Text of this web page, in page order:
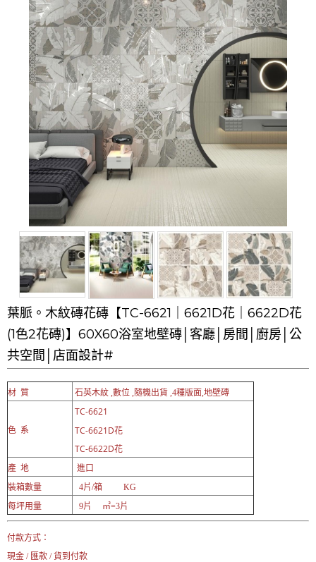
號約10分鐘
原Line已滿 無法加Line好友 請親愛的客戶加入
LINE官方帳號@a0975005573
葉脈。木紋磚花磚【TC-6621｜6621D花｜6622D花
(1色2花磚)】60X60浴室地壁磚│客廳│房間│廚房│公
共空間│店面設計#
材 質 石英木紋 ,數位 ,隨機出貨 ,4種版面,地壁磚
色 系
TC-6621
TC-6621D花
TC-6622D花
產 地
進口
裝箱數量
4片/箱 KG
每坪用量
9片 ㎡=3片
付款方式：
現金 / 匯款 / 貨到付款